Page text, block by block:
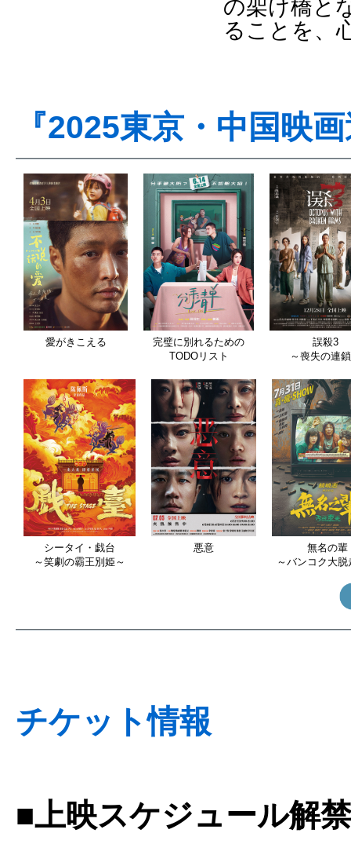
の架け橋と
ることを、
『2025東京・中国映
愛がきこえる
完璧に別れるための
TODOリスト
誤殺3
～喪失の連
シータイ・戯台
～笑劇の霸王別姫～
悪意
無名の輩
～バンコク大脱
チケット情報
■上映スケジュール解禁